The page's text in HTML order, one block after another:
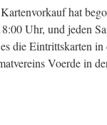
hat
Uhr, und jeden
die Eintrittskarten in
Voerde in